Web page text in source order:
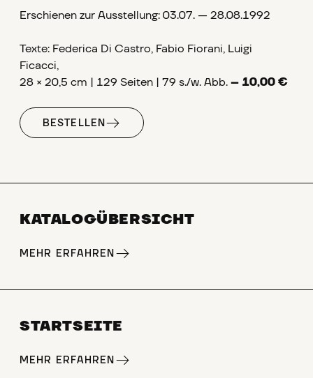
Erschienen zur Ausstellung: 03.07. — 28.08.1992
Texte: Federica Di Castro, Fabio Fiorani, Luigi
Ficacci,
28 × 20,5 cm | 129 Seiten | 79 s./w. Abb. – 10,00 €
BESTELLEN
KATALOGÜBERSICHT
MEHR ERFAHREN
STARTSEITE
MEHR ERFAHREN